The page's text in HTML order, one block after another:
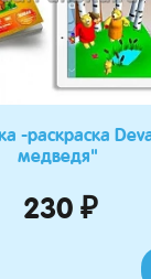
-раскраска
медведя"
230 ₽